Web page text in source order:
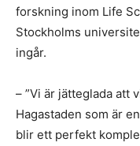
forskning inom Life
Stockholms
ingår.
– ”Vi är jätteglada att
Hagastaden som är
blir ett perfekt